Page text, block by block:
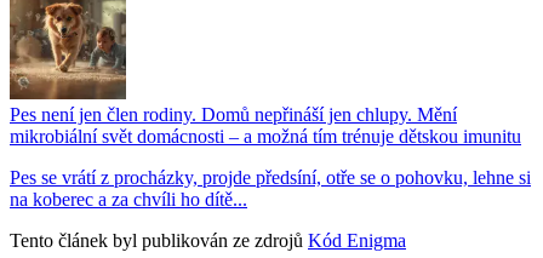
Pes není jen člen rodiny. Domů nepřináší jen chlupy. Mění
mikrobiální svět domácnosti – a možná tím trénuje dětskou imunitu
Pes se vrátí z procházky, projde předsíní, otře se o pohovku, lehne si
na koberec a za chvíli ho dítě...
Tento článek byl publikován ze zdrojů Kód Enigma